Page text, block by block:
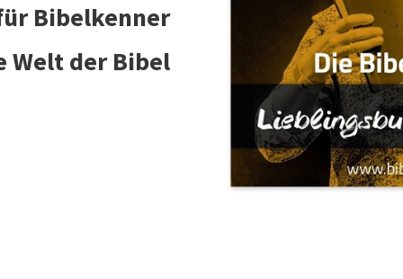
Bibelkenner
Welt der Bibel